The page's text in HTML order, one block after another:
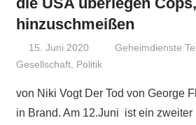
hinzuschmeißen
15. Juni 2020 Niki Vogt
Geheimdienste
Gesellschaft, Politik
von Niki Vogt Der Tod von George
in Brand. Am 12.Juni ist ein